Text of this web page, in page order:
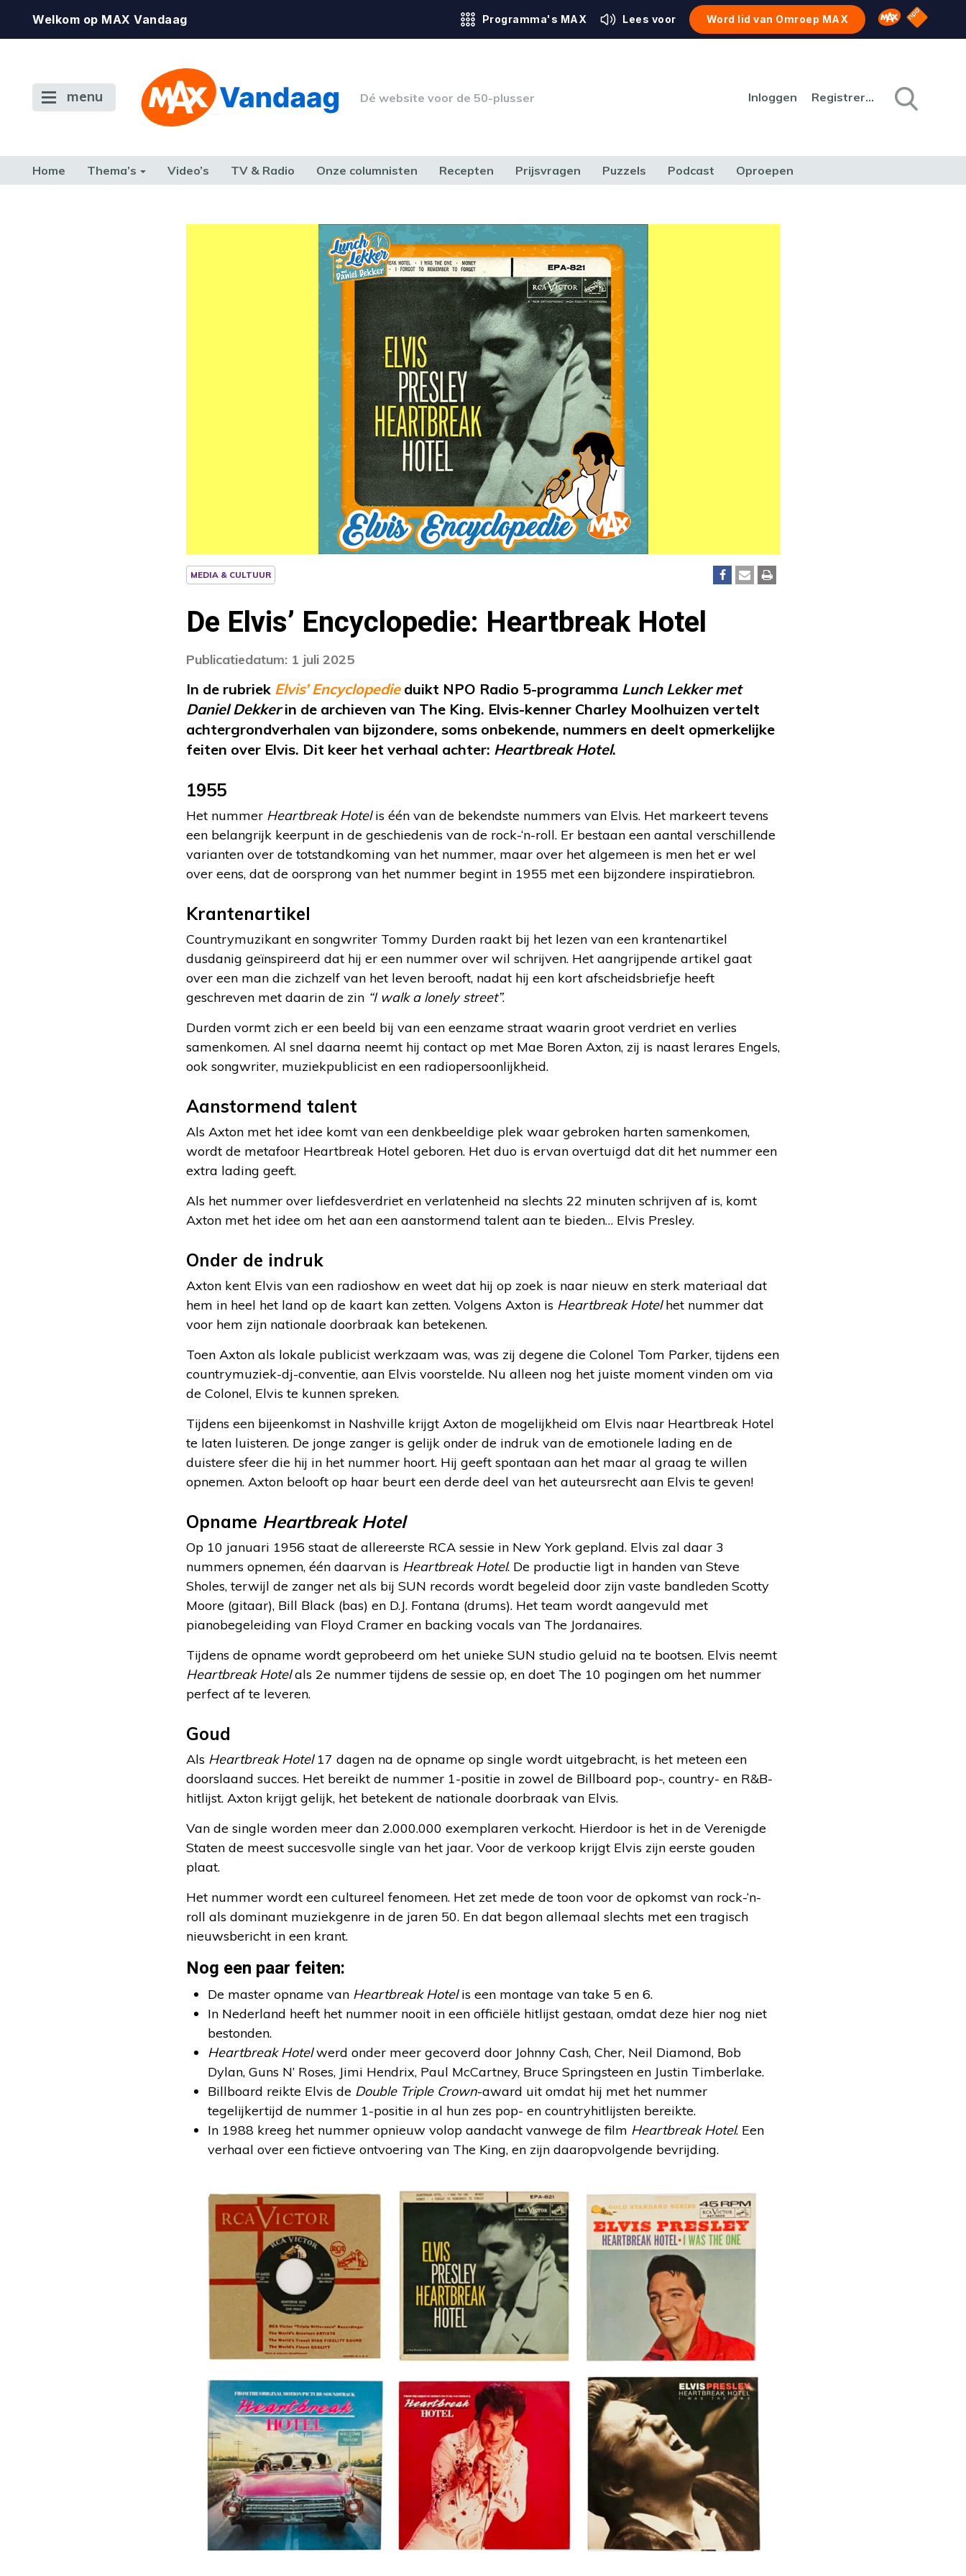
Welkom op MAX Vandaag Programma's MAX Lees voor Word lid van Omroep MAX Omroep MAX
NPO
menu Dé website voor de 50-plusser Inloggen Registreren
Home Thema’s Video’s TV & Radio Onze columnisten Recepten Prijsvragen Puzzels Podcast Oproepen
MEDIA & CULTUUR
De Elvis’ Encyclopedie: Heartbreak Hotel
Publicatiedatum: 1 juli 2025
In de rubriek Elvis’ Encyclopedieduikt NPO Radio 5-programma Lunch Lekker met
Daniel Dekkerin de archieven van The King. Elvis-kenner Charley Moolhuizen vertelt
achtergrondverhalen van bijzondere, soms onbekende, nummers en deelt opmerkelijke
feiten over Elvis. Dit keer het verhaal achter: Heartbreak Hotel.
1955
Het nummer Heartbreak Hotelis één van de bekendste nummers van Elvis. Het markeert tevens
een belangrijk keerpunt in de geschiedenis van de rock-‘n-roll. Er bestaan een aantal verschillende
varianten over de totstandkoming van het nummer, maar over het algemeen is men het er wel
over eens, dat de oorsprong van het nummer begint in 1955 met een bijzondere inspiratiebron.
Krantenartikel
Countrymuzikant en songwriter Tommy Durden raakt bij het lezen van een krantenartikel
dusdanig geïnspireerd dat hij er een nummer over wil schrijven. Het aangrijpende artikel gaat
over een man die zichzelf van het leven berooft, nadat hij een kort afscheidsbriefje heeft
geschreven met daarin de zin “I walk a lonely street”.
Durden vormt zich er een beeld bij van een eenzame straat waarin groot verdriet en verlies
samenkomen. Al snel daarna neemt hij contact op met Mae Boren Axton, zij is naast lerares Engels,
ook songwriter, muziekpublicist en een radiopersoonlijkheid.
Aanstormend talent
Als Axton met het idee komt van een denkbeeldige plek waar gebroken harten samenkomen,
wordt de metafoor Heartbreak Hotel geboren. Het duo is ervan overtuigd dat dit het nummer een
extra lading geeft.
Als het nummer over liefdesverdriet en verlatenheid na slechts 22 minuten schrijven af is, komt
Axton met het idee om het aan een aanstormend talent aan te bieden… Elvis Presley.
Onder de indruk
Axton kent Elvis van een radioshow en weet dat hij op zoek is naar nieuw en sterk materiaal dat
hem in heel het land op de kaart kan zetten. Volgens Axton is Heartbreak Hotelhet nummer dat
voor hem zijn nationale doorbraak kan betekenen.
Toen Axton als lokale publicist werkzaam was, was zij degene die Colonel Tom Parker, tijdens een
countrymuziek-dj-conventie, aan Elvis voorstelde. Nu alleen nog het juiste moment vinden om via
de Colonel, Elvis te kunnen spreken.
Tijdens een bijeenkomst in Nashville krijgt Axton de mogelijkheid om Elvis naar Heartbreak Hotel
te laten luisteren. De jonge zanger is gelijk onder de indruk van de emotionele lading en de
duistere sfeer die hij in het nummer hoort. Hij geeft spontaan aan het maar al graag te willen
opnemen. Axton belooft op haar beurt een derde deel van het auteursrecht aan Elvis te geven!
Opname Heartbreak Hotel
Op 10 januari 1956 staat de allereerste RCA sessie in New York gepland. Elvis zal daar 3
nummers opnemen, één daarvan is Heartbreak Hotel. De productie ligt in handen van Steve
Sholes, terwijl de zanger net als bij SUN records wordt begeleid door zijn vaste bandleden Scotty
Moore (gitaar), Bill Black (bas) en D.J. Fontana (drums). Het team wordt aangevuld met
pianobegeleiding van Floyd Cramer en backing vocals van The Jordanaires.
Tijdens de opname wordt geprobeerd om het unieke SUN studio geluid na te bootsen. Elvis neemt
Heartbreak Hotelals 2e nummer tijdens de sessie op, en doet The 10 pogingen om het nummer
perfect af te leveren.
Goud
Als Heartbreak Hotel17 dagen na de opname op single wordt uitgebracht, is het meteen een
doorslaand succes. Het bereikt de nummer 1-positie in zowel de Billboard pop-, country- en R&B-
hitlijst. Axton krijgt gelijk, het betekent de nationale doorbraak van Elvis.
Van de single worden meer dan 2.000.000 exemplaren verkocht. Hierdoor is het in de Verenigde
Staten de meest succesvolle single van het jaar. Voor de verkoop krijgt Elvis zijn eerste gouden
plaat.
Het nummer wordt een cultureel fenomeen. Het zet mede de toon voor de opkomst van rock-‘n-
roll als dominant muziekgenre in de jaren 50. En dat begon allemaal slechts met een tragisch
nieuwsbericht in een krant.
Nog een paar feiten:
De master opname van Heartbreak Hotelis een montage van take 5 en 6.
In Nederland heeft het nummer nooit in een officiële hitlijst gestaan, omdat deze hier nog niet
bestonden.
Heartbreak Hotelwerd onder meer gecoverd door Johnny Cash, Cher, Neil Diamond, Bob
Dylan, Guns N’ Roses, Jimi Hendrix, Paul McCartney, Bruce Springsteen en Justin Timberlake.
Billboard reikte Elvis de Double Triple Crown-award uit omdat hij met het nummer
tegelijkertijd de nummer 1-positie in al hun zes pop- en countryhitlijsten bereikte.
In 1988 kreeg het nummer opnieuw volop aandacht vanwege de film Heartbreak Hotel. Een
verhaal over een fictieve ontvoering van The King, en zijn daaropvolgende bevrijding.